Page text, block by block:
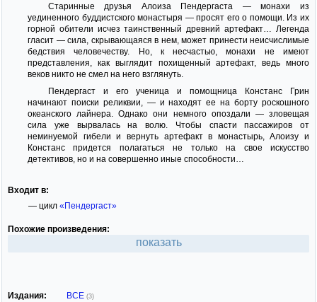
Старинные друзья Алоиза Пендергаста — монахи из
уединенного буддистского монастыря — просят его о помощи. Из их
горной обители исчез таинственный древний артефакт… Легенда
гласит — сила, скрывающаяся в нем, может принести неисчислимые
бедствия человечеству. Но, к несчастью, монахи не имеют
представления, как выглядит похищенный артефакт, ведь много
веков никто не смел на него взглянуть.
Пендергаст и его ученица и помощница Констанс Грин
начинают поиски реликвии, — и находят ее на борту роскошного
океанского лайнера. Однако они немного опоздали — зловещая
сила уже вырвалась на волю. Чтобы спасти пассажиров от
неминуемой гибели и вернуть артефакт в монастырь, Алоизу и
Констанс придется полагаться не только на свое искусство
детективов, но и на совершенно иные способности…
Входит в:
— цикл «Пендергаст»
Похожие произведения:
показать
Издания: ВСЕ (3)